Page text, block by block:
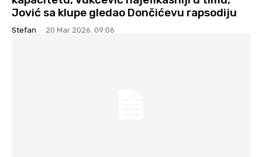
Jović sa klupe gledao Dončićevu rapsodiju
Stefan - 20 Mar 2026. 09:06